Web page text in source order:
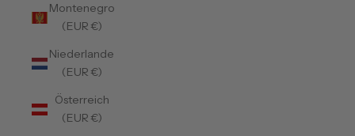
Montenegro
(EUR €)
Niederlande
(EUR €)
Österreich
(EUR €)